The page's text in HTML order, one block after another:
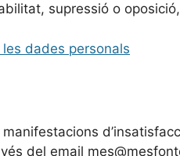
supressió o
dades personals
del email